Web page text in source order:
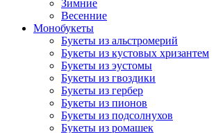
Зимние
Весенние
Монобукеты
Букеты из альстромерий
Букеты из кустовых хризантем
Букеты из эустомы
Букеты из гвоздики
Букеты из гербер
Букеты из пионов
Букеты из подсолнухов
Букеты из ромашек